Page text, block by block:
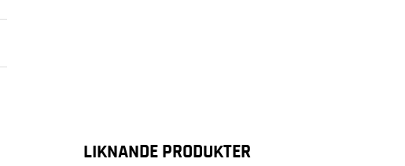
LIKNANDE PRODUKTER